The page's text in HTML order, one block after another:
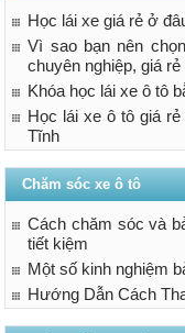
Học lái xe giá rẻ ở
Vì sao bạn nên
chuyên nghiệp, giá
Khóa học lái xe ô tô
Học lái xe ô tô giá
Tĩnh
Chăm sóc xe ô tô
Cách chăm sóc và
tiết kiệm
Một số kinh nghiệm
Hướng Dẫn Cách